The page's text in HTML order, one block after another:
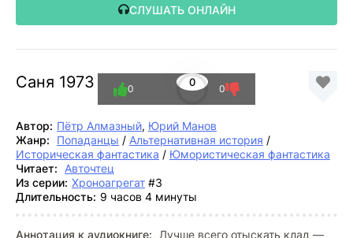
СЛУШАТЬ ОНЛАЙН
Саня 1973 0
0 0
Автор: Пётр Алмазный, Юрий Манов
Жанр:
Попаданцы / Альтернативная история /
Историческая фантастика / Юмористическая фантастика
Читает:
Авточтец
Из серии: Хроноагрегат #3
Длительность: 9 часов 4 минуты
Аннотация к аудиокниге: Лучше всего отыскать клад —